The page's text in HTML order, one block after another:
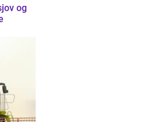
og